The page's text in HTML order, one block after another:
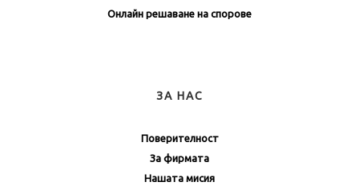
Онлайн решаване на спорове
ЗА НАС
Поверителност
За фирмата
Нашата мисия